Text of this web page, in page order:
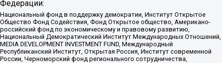
Федерации:
Национальный фонд в поддержку демократии, Институт Открытое
Общество Фонд Содействия, Фонд Открытое общество, Американо-
российский фонд по экономическому и правовому развитию,
Национальный Демократический Институт Международных Отношений,
MEDIA DEVELOPMENT INVESTMENT FUND, Международный
Республиканский Институт, Открытая Россия, Институт современной
России, Черноморский фонд регионального сотрудничества,